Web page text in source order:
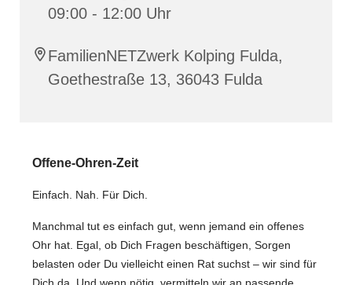
09:00 - 12:00 Uhr
FamilienNETZwerk Kolping Fulda,
Goethestraße 13, 36043 Fulda
️Offene-Ohren-Zeit
Einfach. Nah. Für Dich.
Manchmal tut es einfach gut, wenn jemand ein offenes
Ohr hat. Egal, ob Dich Fragen beschäftigen, Sorgen
belasten oder Du vielleicht einen Rat suchst – wir sind für